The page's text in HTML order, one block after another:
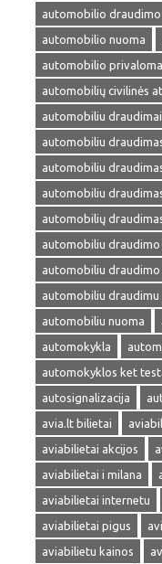
automobilio
automobilio nuoma
automobilio
automobilių civilinės
automobiliu draudimai
automobiliu
automobiliu
automobiliu
automobilių
automobiliu draudimo
automobiliu draudimo
automobiliu draudimu
automobiliu nuoma
automokykla
automokyklos ket
autosignalizacija
avia.lt bilietai
aviabilietai akcijos
aviabilietai i milana
aviabilietai internetu
aviabilietai pigus
aviabilietu kainos